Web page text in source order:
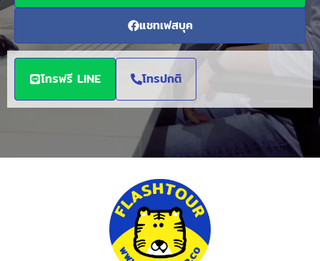
แชทเฟสบุค
โทรฟรี LINE โทรปกติ